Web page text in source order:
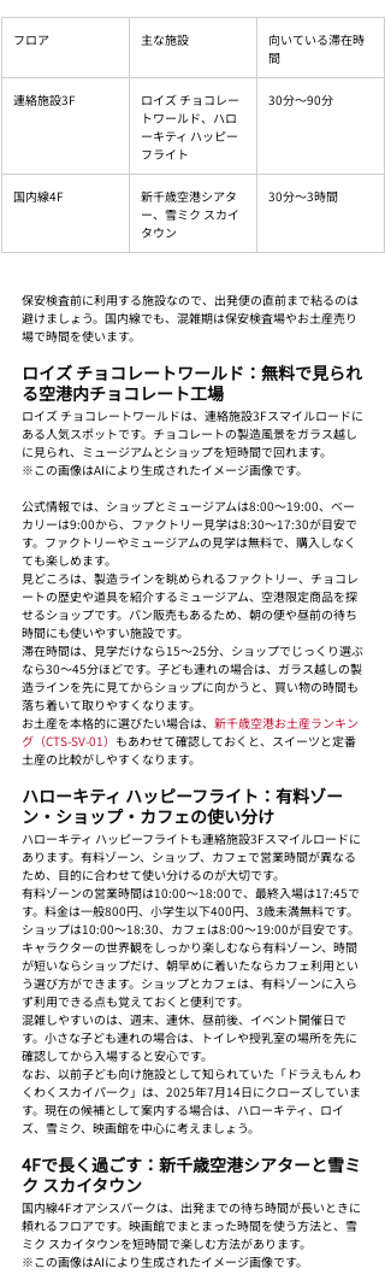
フロア 主な施設
向いている滞在時
間
連絡施設3F
ロイズ チョコレー
トワールド、ハロ
ーキティ ハッピー
フライト
30分〜90分
国内線4F
新千歳空港シアタ
ー、雪ミク スカイ
タウン
30分〜3時間
保安検査前に利用する施設なので、出発便の直前まで粘るのは
避けましょう。国内線でも、混雑期は保安検査場やお土産売り
場で時間を使います。
ロイズ チョコレートワールド：無料で見られ
る空港内チョコレート工場
ロイズ チョコレートワールドは、連絡施設3Fスマイルロードに
ある人気スポットです。チョコレートの製造風景をガラス越し
に見られ、ミュージアムとショップを短時間で回れます。
※この画像はAIにより生成されたイメージ画像です。
公式情報では、ショップとミュージアムは8:00〜19:00、ベー
カリーは9:00から、ファクトリー見学は8:30〜17:30が目安で
す。ファクトリーやミュージアムの見学は無料で、購入しなく
ても楽しめます。
見どころは、製造ラインを眺められるファクトリー、チョコレ
ートの歴史や道具を紹介するミュージアム、空港限定商品を探
せるショップです。パン販売もあるため、朝の便や昼前の待ち
時間にも使いやすい施設です。
滞在時間は、見学だけなら15〜25分、ショップでじっくり選ぶ
なら30〜45分ほどです。子ども連れの場合は、ガラス越しの製
造ラインを先に見てからショップに向かうと、買い物の時間も
落ち着いて取りやすくなります。
お土産を本格的に選びたい場合は、 新千歳空港お土産ランキン
グ（CTS-SV-01） もあわせて確認しておくと、スイーツと定番
土産の比較がしやすくなります。
ハローキティ ハッピーフライト：有料ゾー
ン・ショップ・カフェの使い分け
ハローキティ ハッピーフライトも連絡施設3Fスマイルロードに
あります。有料ゾーン、ショップ、カフェで営業時間が異なる
ため、目的に合わせて使い分けるのが大切です。
有料ゾーンの営業時間は10:00〜18:00で、最終入場は17:45で
す。料金は一般800円、小学生以下400円、3歳未満無料です。
ショップは10:00〜18:30、カフェは8:00〜19:00が目安です。
キャラクターの世界観をしっかり楽しむなら有料ゾーン、時間
が短いならショップだけ、朝早めに着いたならカフェ利用とい
う選び方ができます。ショップとカフェは、有料ゾーンに入ら
ず利用できる点も覚えておくと便利です。
混雑しやすいのは、週末、連休、昼前後、イベント開催日で
す。小さな子ども連れの場合は、トイレや授乳室の場所を先に
確認してから入場すると安心です。
なお、以前子ども向け施設として知られていた「ドラえもん わ
くわくスカイパーク」は、2025年7月14日にクローズしていま
す。現在の候補として案内する場合は、ハローキティ、ロイ
ズ、雪ミク、映画館を中心に考えましょう。
4Fで長く過ごす：新千歳空港シアターと雪ミ
ク スカイタウン
国内線4Fオアシスパークは、出発までの待ち時間が長いときに
頼れるフロアです。映画館でまとまった時間を使う方法と、雪
ミク スカイタウンを短時間で楽しむ方法があります。
※この画像はAIにより生成されたイメージ画像です。